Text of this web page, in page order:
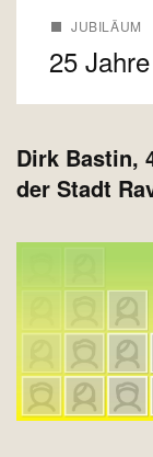
JUBILÄUM
25
Dirk Bastin,
der Stadt